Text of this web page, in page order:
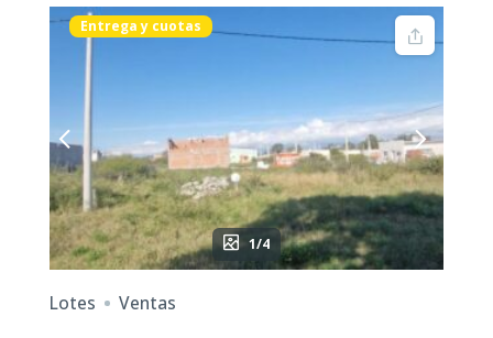
Entrega y cuotas
1/4
Lotes
Ventas